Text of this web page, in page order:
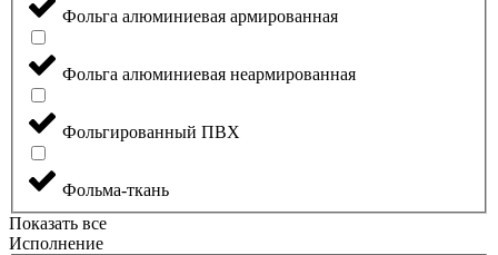
Фольга алюминиевая армированная
Фольга алюминиевая неармированная
Фольгированный ПВХ
Фольма-ткань
Показать все
Исполнение